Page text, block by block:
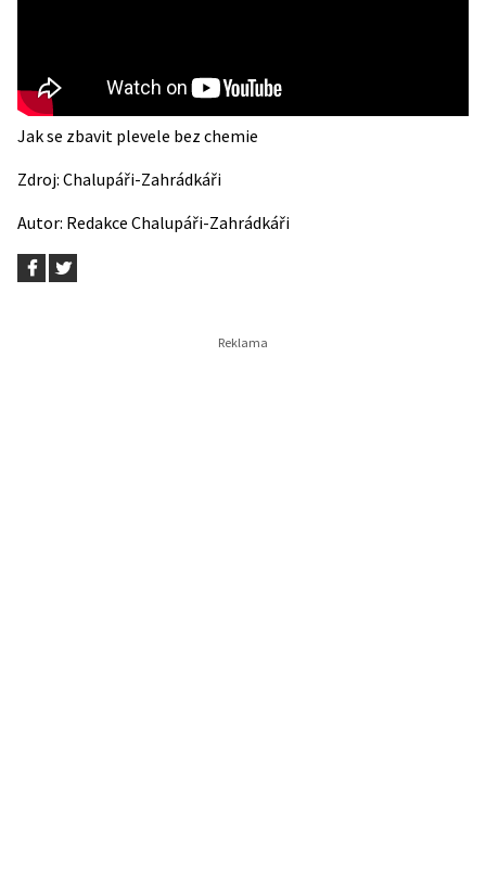
Jak se zbavit plevele bez chemie
Zdroj: Chalupáři-Zahrádkáři
Autor: Redakce Chalupáři-Zahrádkáři